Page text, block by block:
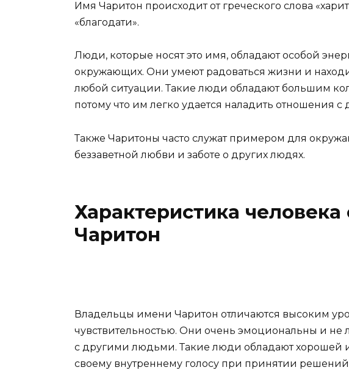
Имя Чаритон происходит от греческого слова
«благодати».
Люди, которые носят это имя, обладают особой
окружающих. Они умеют радоваться жизни и
любой ситуации. Такие люди обладают большим
потому что им легко удается наладить отношения
Также Чаритоны часто служат примером для
беззаветной любви и заботе о других людях.
Характеристика
Чаритон
Владельцы имени Чаритон отличаются высоким
чувствительностью. Они очень эмоциональны и не
с другими людьми. Такие люди обладают хорошей
своему внутреннему голосу при принятии